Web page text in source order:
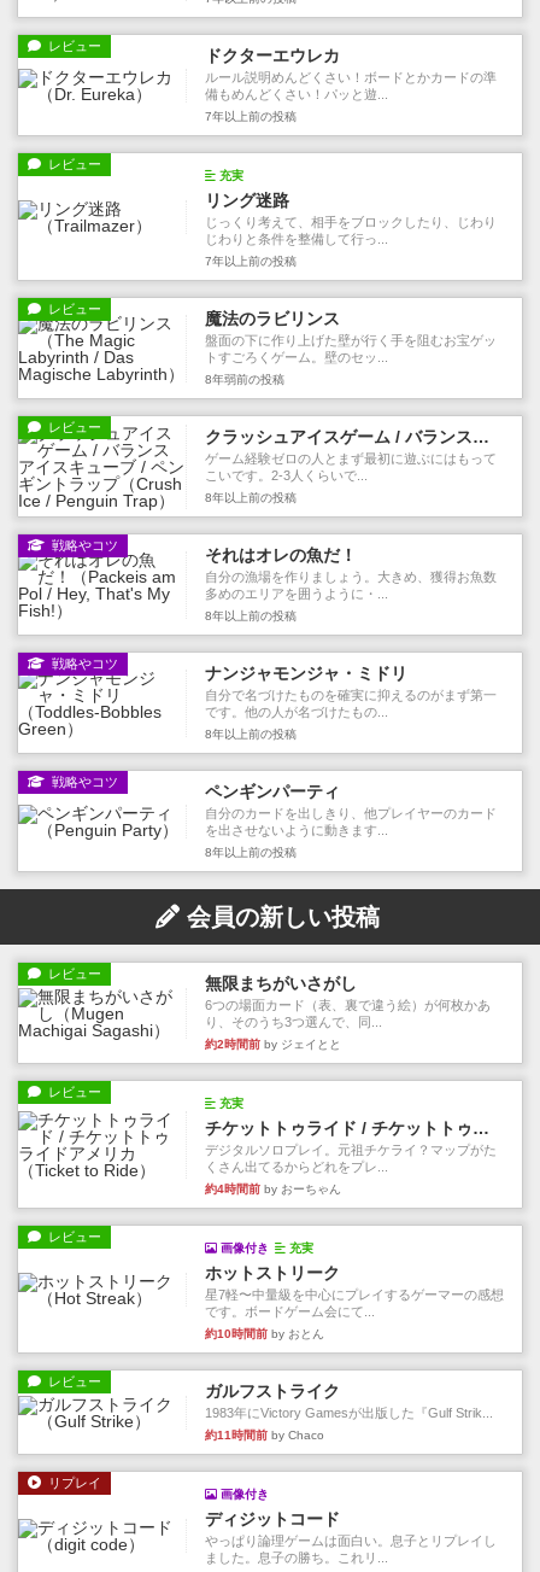
レビュー ドクターエウレカ
ルール説明めんどくさい！ボードとかカードの準
備もめんどくさい！パッと遊...
7年以上前の投稿
レビュー
充実
リング迷路
じっくり考えて、相手をブロックしたり、じわり
じわりと条件を整備して行っ...
7年以上前の投稿
レビュー 魔法のラビリンス
盤面の下に作り上げた壁が行く手を阻むお宝ゲッ
トすごろくゲーム。壁のセッ...
8年弱前の投稿
レビュー クラッシュアイスゲーム / バランスアイスキューブ / ペンギントラップ
ゲーム経験ゼロの人とまず最初に遊ぶにはもって
こいです。2-3人くらいで...
8年以上前の投稿
戦略やコツ それはオレの魚だ！
自分の漁場を作りましょう。大きめ、獲得お魚数
多めのエリアを囲うように・...
8年以上前の投稿
戦略やコツ ナンジャモンジャ・ミドリ
自分で名づけたものを確実に抑えるのがまず第一
です。他の人が名づけたもの...
8年以上前の投稿
戦略やコツ ペンギンパーティ
自分のカードを出しきり、他プレイヤーのカード
を出させないように動きます...
8年以上前の投稿
会員の新しい投稿
レビュー 無限まちがいさがし
6つの場面カード（表、裏で違う絵）が何枚かあ
り、そのうち3つ選んで、同...
約2時間前 by ジェイとと
レビュー
充実
チケットトゥライド / チケットトゥライドアメリカ
デジタルソロプレイ。元祖チケライ？マップがた
くさん出てるからどれをプレ...
約4時間前 by おーちゃん
レビュー
画像付き 充実
ホットストリーク
星7軽〜中量級を中心にプレイするゲーマーの感想
です。ボードゲーム会にて...
約10時間前 by おとん
レビュー ガルフストライク
1983年にVictory Gamesが出版した『Gulf Strik...
約11時間前 by Chaco
リプレイ
画像付き
ディジットコード
やっぱり論理ゲームは面白い。息子とリプレイし
ました。息子の勝ち。これリ...